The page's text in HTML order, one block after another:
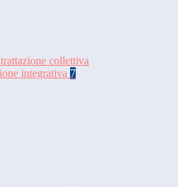
collettiva
integrativa 7